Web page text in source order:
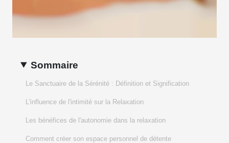
Sommaire
Le Sanctuaire de la Sérénité : Définition et Signification
L'influence de l'intimité sur la Relaxation
Les bénéfices de l'autonomie dans la relaxation
Comment créer son espace personnel de détente